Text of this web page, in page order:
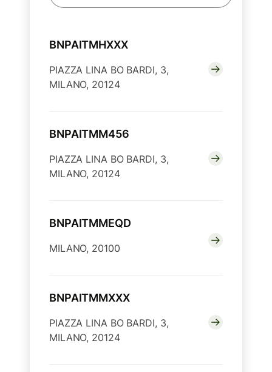
BNPAITMHXXX
PIAZZA LINA BO BARDI, 3,
MILANO, 20124
BNPAITMM456
PIAZZA LINA BO BARDI, 3,
MILANO, 20124
BNPAITMMEQD
MILANO, 20100
BNPAITMMXXX
PIAZZA LINA BO BARDI, 3,
MILANO, 20124